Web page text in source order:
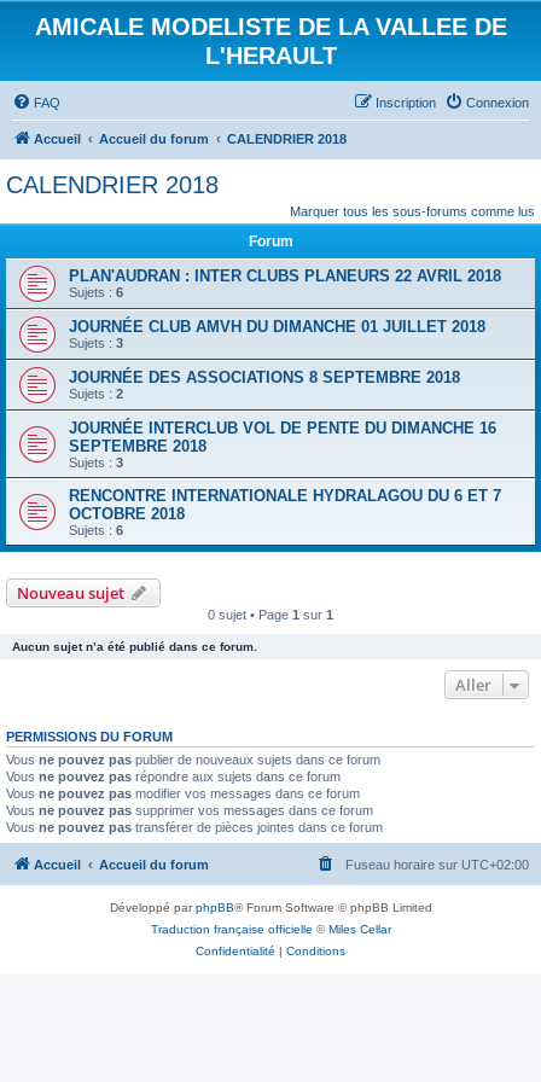
AMICALE MODELISTE DE LA VALLEE DE
L'HERAULT
FAQ Connexion
Inscription
Accueil Accueil du forum CALENDRIER 2018
CALENDRIER 2018
Marquer tous les sous-forums comme lus
Forum
PLAN'AUDRAN : INTER CLUBS PLANEURS 22 AVRIL 2018
Sujets : 6
JOURNÉE CLUB AMVH DU DIMANCHE 01 JUILLET 2018
Sujets : 3
JOURNÉE DES ASSOCIATIONS 8 SEPTEMBRE 2018
Sujets : 2
JOURNÉE INTERCLUB VOL DE PENTE DU DIMANCHE 16
SEPTEMBRE 2018
Sujets : 3
RENCONTRE INTERNATIONALE HYDRALAGOU DU 6 ET 7
OCTOBRE 2018
Sujets : 6
Nouveau sujet
0 sujet • Page 1 sur 1
Aucun sujet n’a été publié dans ce forum.
Aller
PERMISSIONS DU FORUM
Vous ne pouvez pas publier de nouveaux sujets dans ce forum
Vous ne pouvez pas répondre aux sujets dans ce forum
Vous ne pouvez pas modifier vos messages dans ce forum
Vous ne pouvez pas supprimer vos messages dans ce forum
Vous ne pouvez pas transférer de pièces jointes dans ce forum
Accueil Accueil du forum Fuseau horaire sur UTC+02:00
Développé parphpBB® Forum Software © phpBB Limited
Traduction française officielle ©Miles Cellar
Confidentialité | Conditions